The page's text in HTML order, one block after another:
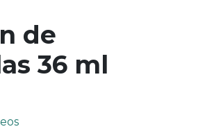
de
36 ml